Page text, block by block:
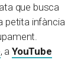
que busca
petita infància
, a YouTube